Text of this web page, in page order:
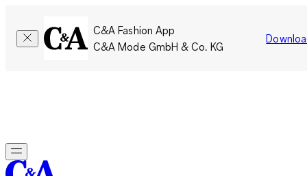
C&A Fashion App
C&A Mode GmbH & Co. KG